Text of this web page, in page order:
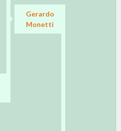
Gerardo
Monetti